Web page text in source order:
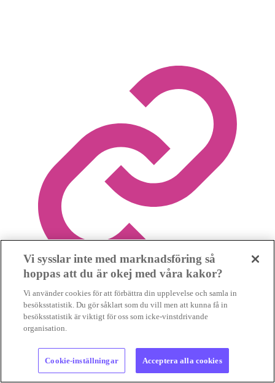
Vi sysslar inte med marknadsföring så
hoppas att du är okej med våra kakor?
Vi använder cookies för att förbättra din upplevelse och samla in
besöksstatistik. Du gör såklart som du vill men att kunna få in
besöksstatistik är viktigt för oss som icke-vinstdrivande
organisation.
Cookie-inställningar Acceptera alla cookies